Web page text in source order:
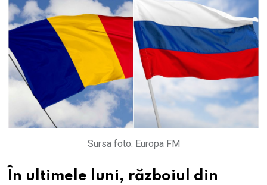
Sursa foto: Europa FM
În ultimele luni, războiul din